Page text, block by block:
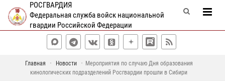
РОСГВАРДИЯ
Федеральная служба войск национальной
гвардии Российской Федерации
Главная Новости
Мероприятия по случаю Дня образования
кинологических подразделений Росгвардии прошли в Сибири